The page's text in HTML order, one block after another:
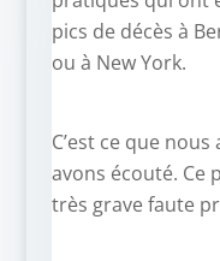
pics de décès à
ou à New York.
C’est ce que
avons écouté. Ce
très grave faute